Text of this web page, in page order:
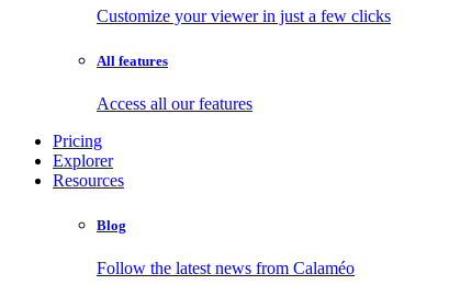
Customize your viewer in just a few clicks
All features
Access all our features
Pricing
Explorer
Resources
Blog
Follow the latest news from Calaméo